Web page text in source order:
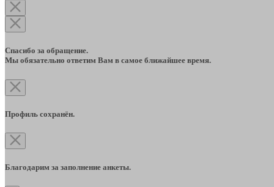
Спасибо за обращение.
Мы обязательно ответим Вам в самое ближайшее время.
Профиль сохранён.
Благодарим за заполнение анкеты.